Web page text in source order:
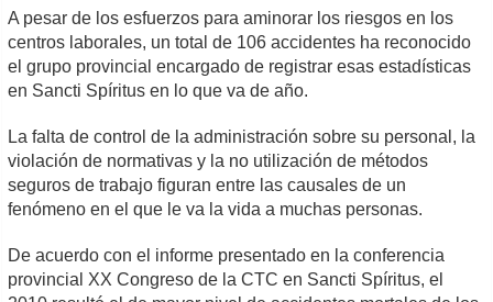
A pesar de los esfuerzos para aminorar los riesgos en los
centros laborales, un total de 106 accidentes ha reconocido
el grupo provincial encargado de registrar esas estadísticas
en Sancti Spíritus en lo que va de año.
La falta de control de la administración sobre su personal, la
violación de normativas y la no utilización de métodos
seguros de trabajo figuran entre las causales de un
fenómeno en el que le va la vida a muchas personas.
De acuerdo con el informe presentado en la conferencia
provincial XX Congreso de la CTC en Sancti Spíritus, el